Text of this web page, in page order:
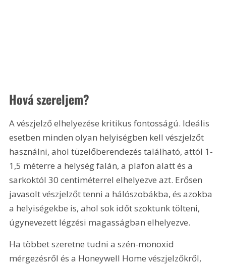
Hová szereljem?
A vészjelző elhelyezése kritikus fontosságú. Ideális
esetben minden olyan helyiségben kell vészjelzőt
használni, ahol tüzelőberendezés található, attól 1-
1,5 méterre a helység falán, a plafon alatt és a
sarkoktól 30 centiméterrel elhelyezve azt. Erősen
javasolt vészjelzőt tenni a hálószobákba, és azokba
a helyiségekbe is, ahol sok időt szoktunk tölteni,
úgynevezett légzési magasságban elhelyezve.
Ha többet szeretne tudni a szén-monoxid
mérgezésről és a Honeywell Home vészjelzőkről,